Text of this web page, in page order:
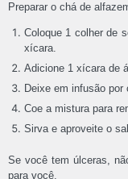
Preparar o chá de
Coloque 1 colher de
xícara.
Adicione 1 xícara de
Deixe em infusão
Coe a mistura para
Sirva e aproveite o
Se você tem úlceras,
para você.